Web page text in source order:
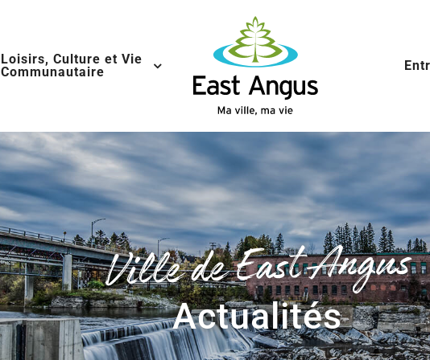
Loisirs, Culture et Vie
Communautaire
Ville de East Angus
Actualités